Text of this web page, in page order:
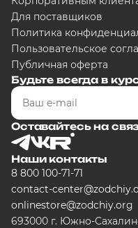
Для поставщиков
Политика
Пользовательское
Публичная оферта
Будьте всегда в
Оставайтесь на
Наши контакты
8 800 100-71-71
contact-
onlinestore@zodchiy.org
693000 г. Южно-